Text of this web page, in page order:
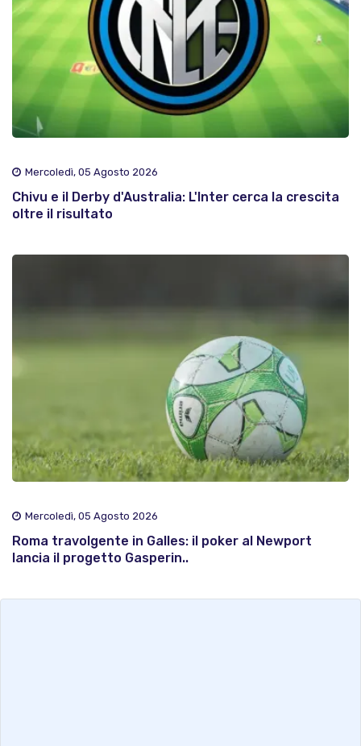
Mercoledì, 05 Agosto 2026
Chivu e il Derby d'Australia: L'Inter cerca la crescita
oltre il risultato
Mercoledì, 05 Agosto 2026
Roma travolgente in Galles: il poker al Newport
lancia il progetto Gasperin..